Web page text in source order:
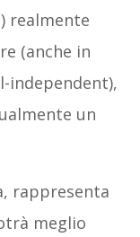
realmente
(anche in
independent),
un
rappresenta
meglio